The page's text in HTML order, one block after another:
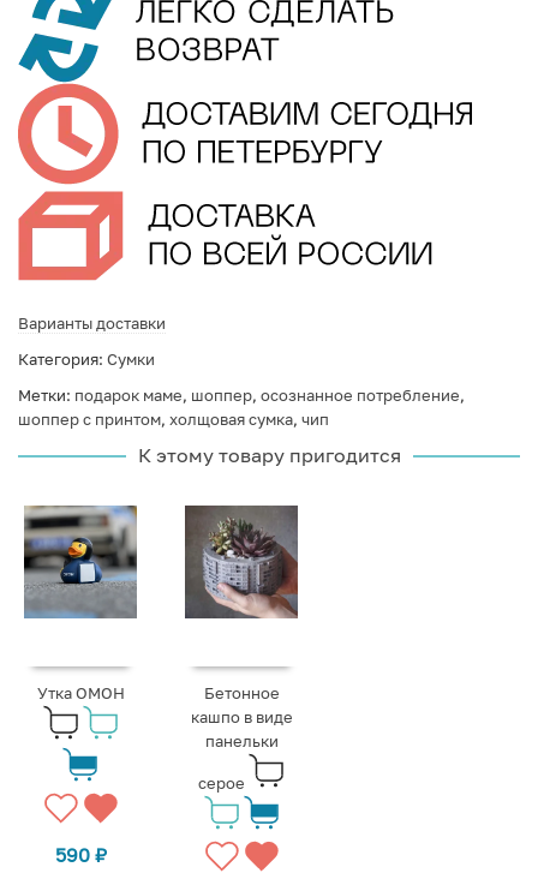
Варианты доставки
Категория: Сумки
Метки: подарок маме, шоппер, осознанное потребление,
шоппер с принтом, холщовая сумка, чип
К этому товару пригодится
Утка ОМОН
590 ₽
Бетонное
кашпо в виде
панельки
серое